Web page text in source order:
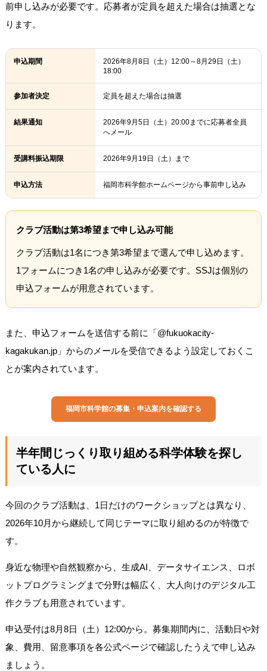
前申し込みが必要です。応募者が定員を超えた場合は抽選とな
ります。
申込期間
2026年8月8日（土）12:00～8月29日（土）
18:00
参加者決定 定員を超えた場合は抽選
結果通知
2026年9月5日（土）20:00までに応募者全員
へメール
受講料振込期限 2026年9月19日（土）まで
申込方法 福岡市科学館ホームページから事前申し込み
クラブ活動は第3希望まで申し込み可能
クラブ活動は1名につき第3希望まで選んで申し込めます。
1フォームにつき1名の申し込みが必要です。SSJは個別の
申込フォームが用意されています。
また、申込フォームを送信する前に「@fukuokacity-
kagakukan.jp」からのメールを受信できるよう設定しておくこ
とが案内されています。
福岡市科学館の募集・申込案内を確認する
半年間じっくり取り組める科学体験を探し
ている人に
今回のクラブ活動は、1日だけのワークショップとは異なり、
2026年10月から継続して同じテーマに取り組めるのが特徴で
す。
身近な物理や自然観察から、生成AI、データサイエンス、ロボ
ットプログラミングまで分野は幅広く、大人向けのデジタル工
作クラブも用意されています。
申込受付は8月8日（土）12:00から。募集期間内に、活動日や対
象、費用、留意事項を各公式ページで確認したうえで申し込み
ましょう。